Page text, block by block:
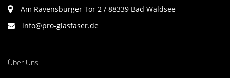
Am Ravensburger Tor 2 / 88339 Bad Waldsee
info@pro-glasfaser.de
Über Uns